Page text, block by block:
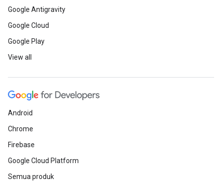
Google Antigravity
Google Cloud
Google Play
View all
Android
Chrome
Firebase
Google Cloud Platform
Semua produk